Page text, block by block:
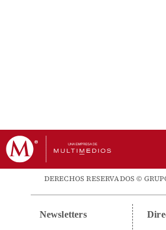
DERECHOS RESERVADOS ©
Newsletters